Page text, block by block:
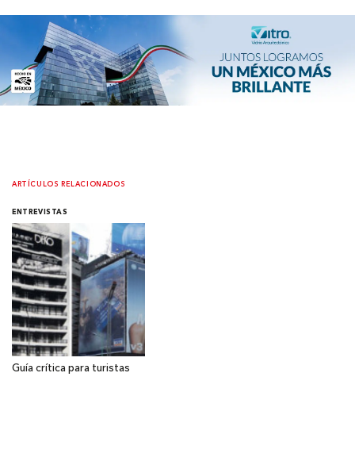
ARTÍCULOS RELACIONADOS
ENTREVISTAS
Guía crítica para turistas